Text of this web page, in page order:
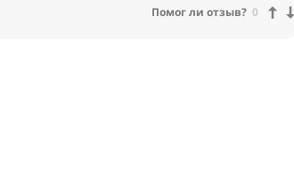
Помог ли отзыв? 0